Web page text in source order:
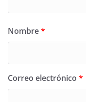
Nombre*
Correo electrónico *